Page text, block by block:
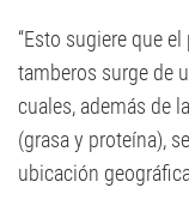
“Esto sugiere que
tamberos surge de
cuales, además de
(grasa y proteína),
ubicación